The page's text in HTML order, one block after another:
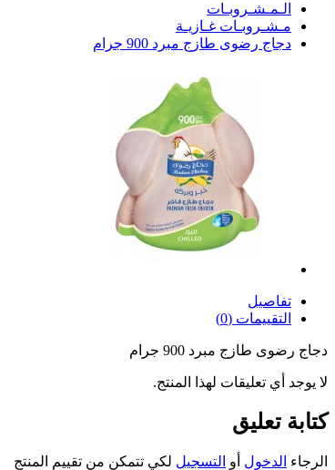
الـمـشـروبـات
مـشـروبـات غـازيـة
دجاج رضوى طازج مبرد 900 جرام
تفاصيل
التقييمات (0)
دجاج رضوى طازج مبرد 900 جرام
لا يوجد أي تعليقات لهذا المنتج.
كتابة تعليق
الرجاء الدخول أو التسجيل لكي تتمكن من تقييم المنتج